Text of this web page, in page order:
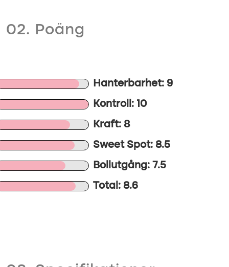
02. Poäng
Hanterbarhet: 9
Kontroll: 10
Kraft: 8
Sweet Spot: 8.5
Bollutgång: 7.5
Total: 8.6